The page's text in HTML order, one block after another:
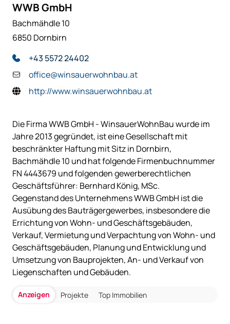
WWB GmbH
Bachmähdle 10
6850 Dornbirn
+43 5572 24402
office@winsauerwohnbau.at
http://www.winsauerwohnbau.at
Die Firma WWB GmbH - WinsauerWohnBau wurde im
Jahre 2013 gegründet, ist eine Gesellschaft mit
beschränkter Haftung mit Sitz in Dornbirn,
Bachmähdle 10 und hat folgende Firmenbuchnummer
FN 4443679 und folgenden gewerberechtlichen
Geschäftsführer: Bernhard König, MSc.
Gegenstand des Unternehmens WWB GmbH ist die
Ausübung des Bauträgergewerbes, insbesondere die
Errichtung von Wohn- und Geschäftsgebäuden,
Verkauf, Vermietung und Verpachtung von Wohn- und
Geschäftsgebäuden, Planung und Entwicklung und
Umsetzung von Bauprojekten, An- und Verkauf von
Liegenschaften und Gebäuden.
Anzeigen Projekte Top Immobilien